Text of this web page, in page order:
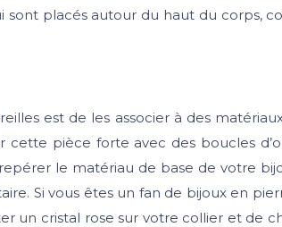
sont placés autour du haut du corps,
est de les associer à des
pièce forte avec des boucles
le matériau de base de votre
Si vous êtes un fan de bijoux en
un cristal rose sur votre collier et de